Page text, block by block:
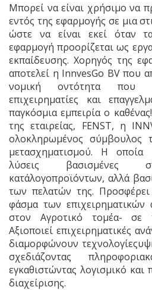
Μπορεί να είναι χρήσιμο να
εντός της εφαρμογής σε μια
ώστε να είναι εκεί όταν
εφαρμογή προορίζεται ως
εκπαίδευσης. Χορηγός της
αποτελεί η InnvesGo BV που
νομική οντότητα που
επιχειρηματίες και
παγκόσμια εμπειρία ο
της εταιρείας, FENST, η
ολοκληρωμένος σύμβουλος
μετασχηματισμού. Η
λύσεις
κατάλογοπροϊόντων, αλλά
των πελατών της.
φάσμα των επιχειρηματικών
στον Αγροτικό τομέα- σε
Αξιοποιεί επιχειρηματικές
διαμορφώνουν
σχεδιάζοντας
εγκαθιστώντας λογισμικό
διαχείρισης.